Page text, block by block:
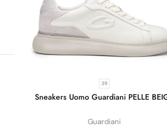
39
Sneakers Uomo Guardiani PELLE
Guardiani